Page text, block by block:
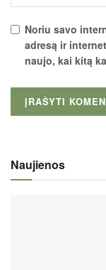
Noriu savo
adresą ir
naujo, kai kitą
Naujienos